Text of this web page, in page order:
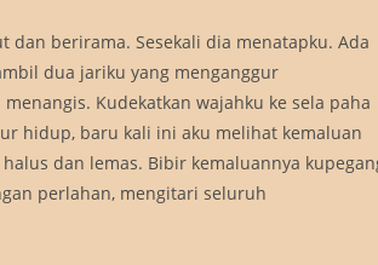
dan berirama. Sesekali dia menatapku. Ada
dua jariku yang menganggur
Kudekatkan wajahku ke sela paha
hidup, baru kali ini aku melihat kemaluan
dan lemas. Bibir kemaluannya
perlahan, mengitari seluruh